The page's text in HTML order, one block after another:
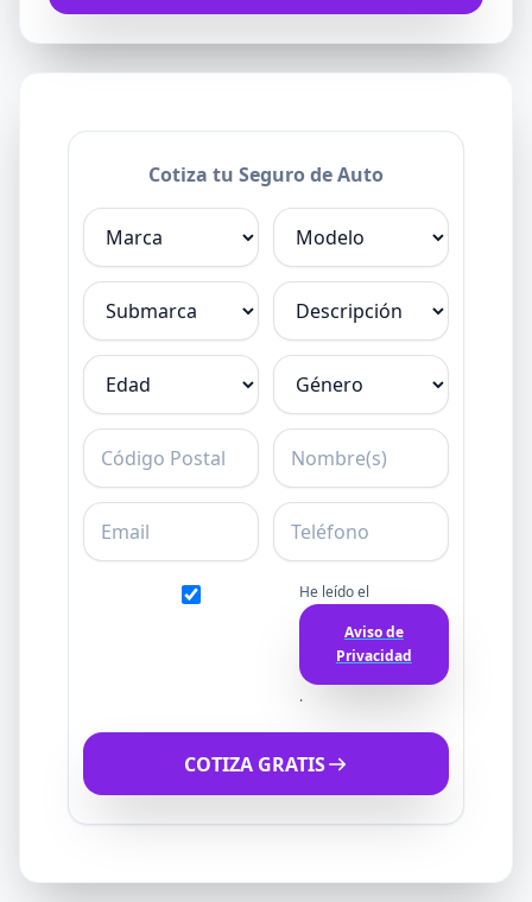
Cotiza tu Seguro de Auto
Marca
Modelo
Submarca Descripción
Edad Género
C.P. Nombre
Email Teléfono
He leído el
Aviso de
Privacidad
.
COTIZA GRATIS